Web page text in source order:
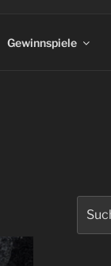
Gewinnspiele
nach: